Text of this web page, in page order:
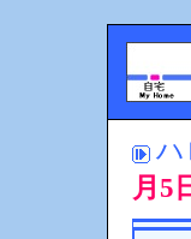
ハ
月5